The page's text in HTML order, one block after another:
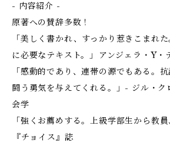
- 内容紹介 -
原著への賛辞多数！
「美しく書かれ、すっかり惹きこまれ
に必要なテキスト。」――アンジェラ・Y・
「感動的であり、連帯の源でもある。
闘う勇気を与えてくれる。」- ジル・ク
会学
「強くお薦めする。上級学部生から教員
――『チョイス』誌